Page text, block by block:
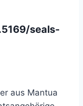
seals-
aus Mantua